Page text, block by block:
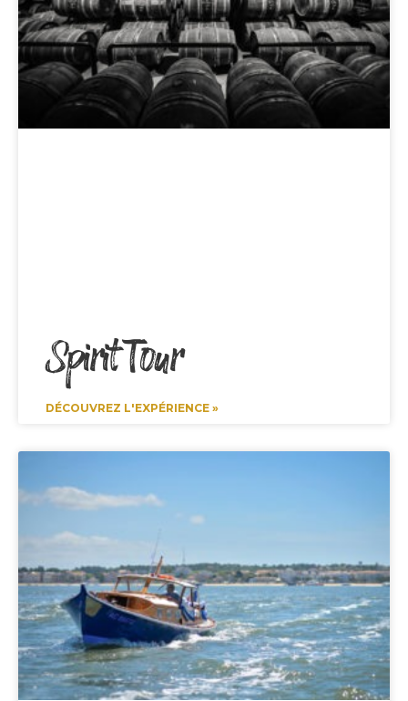
Spirit Tour
DÉCOUVREZ L'EXPÉRIENCE »